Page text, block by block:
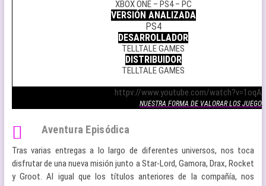
XBOX ONE – PS4 – PC
VERSIÓN ANALIZADA
PS4
DESARROLLADOR
TELLTALE GAMES
DISTRIBUIDOR
TELLTALE GAMES
httpv://www.youtube.com/
NUESTRA FORMA DE VALORAR LOS JUEGOS
Aventura Episódica
Tras varias entregas a lo largo de diferentes universos, nos toca
disfrutar de una nueva misión junto a Star-Lord, Gamora, Drax, Rocket
y Groot. Al igual que los títulos anteriores de la compañía, nos